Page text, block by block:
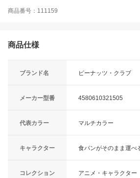
商品番号：111159
商品仕様
ブランド名 ピーナッツ・クラブ
メーカー型番 4580610321505
代表カラー マルチカラー
キャラクター 食パンがそのまま運べ
コレクション
アニメ・キャラクター